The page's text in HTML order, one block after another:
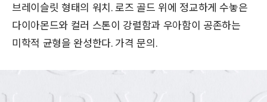
브레이슬릿 형태의 워치. 로즈 골드 위에 정교하게 수놓은
다이아몬드와 컬러 스톤이 강렬함과 우아함이 공존하는
미학적 균형을 완성한다. 가격 문의.